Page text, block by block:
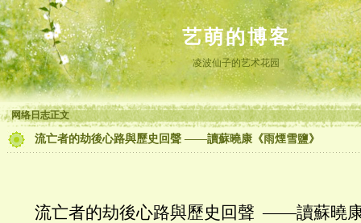
艺萌的博客
凌波仙子的艺术花园
网络日志正文
流亡者的劫後心路與歷史回聲 ——讀蘇曉康《雨煙雪鹽》
流亡者的劫後心路與歷史回聲 ——讀蘇曉